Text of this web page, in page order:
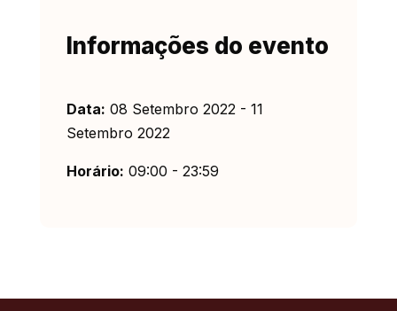
Informações do evento
Data: 08 Setembro 2022 - 11
Setembro 2022
Horário: 09:00 - 23:59